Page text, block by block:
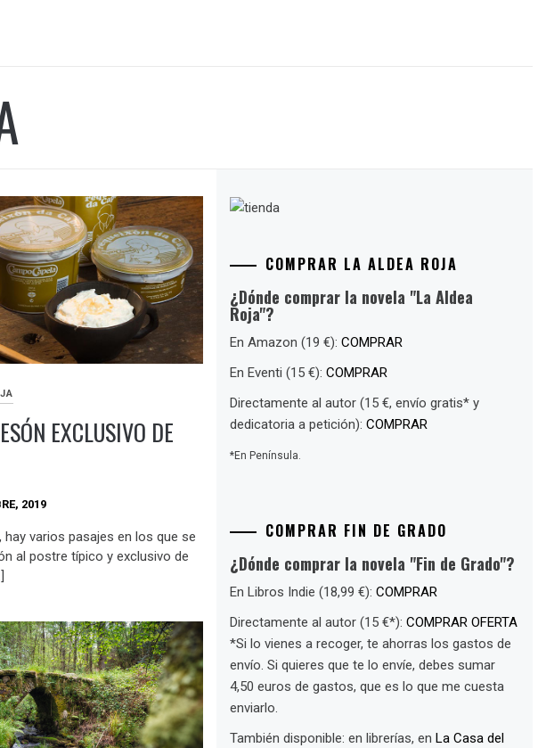
EXCLUSIVO DE
2019
hay varios pasajes en los que se
al postre típico y exclusivo de
COMPRAR LA ALDEA ROJA
¿Dónde comprar la novela "La Aldea
Roja"?
En Amazon (19 €):COMPRAR
En Eventi (15 €):COMPRAR
Directamente al autor (15 €, envío gratis* y
dedicatoria a petición):COMPRAR
*En Península.
COMPRAR FIN DE GRADO
¿Dónde comprar la novela "Fin de Grado"?
En Libros Indie (18,99 €):COMPRAR
Directamente al autor (15 €*):COMPRAR OFERTA
*Si lo vienes a recoger, te ahorras los gastos de
envío. Si quieres que te lo envíe, debes sumar
4,50 euros de gastos, que es lo que me cuesta
enviarlo.
También disponible: en librerías, enLa Casa del